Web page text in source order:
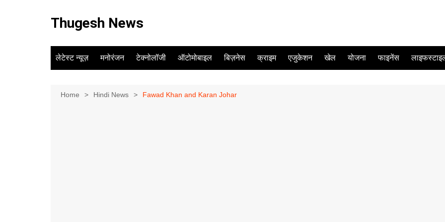
Thugesh News
लेटेस्ट न्यूज़ मनोरंजन टेक्नोलॉजी ऑटोमोबाइल बिज़नेस क्राइम एजुकेशन खेल योजना फाइनेंस
Home Hindi News Fawad Khan and Karan Johar